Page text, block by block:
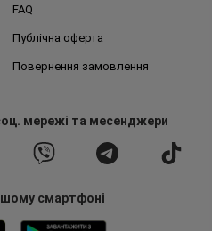
FAQ
Публічна оферта
Повернення замовлення
мережі та месенджери
смартфоні